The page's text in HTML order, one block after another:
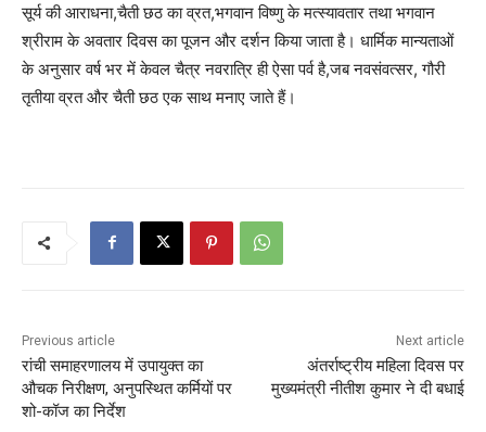
सूर्य की आराधना,चैती छठ का व्रत,भगवान विष्णु के मत्स्यावतार तथा भगवान
श्रीराम के अवतार दिवस का पूजन और दर्शन किया जाता है। धार्मिक मान्यताओं
के अनुसार वर्ष भर में केवल चैत्र नवरात्रि ही ऐसा पर्व है,जब नवसंवत्सर, गौरी
तृतीया व्रत और चैती छठ एक साथ मनाए जाते हैं।
Previous article
रांची समाहरणालय में उपायुक्त का
औचक निरीक्षण, अनुपस्थित कर्मियों पर
शो-कॉज का निर्देश
Next article
अंतर्राष्ट्रीय महिला दिवस पर
मुख्यमंत्री नीतीश कुमार ने दी बधाई